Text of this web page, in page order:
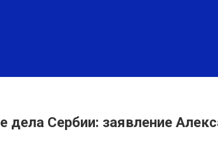
дела Сербии: заявление